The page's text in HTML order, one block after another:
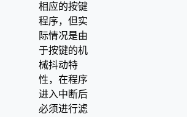
相应的按键
程序，但实
际情况是由
于按键的机
械抖动特
性，在程序
进入中断后
必须进行滤